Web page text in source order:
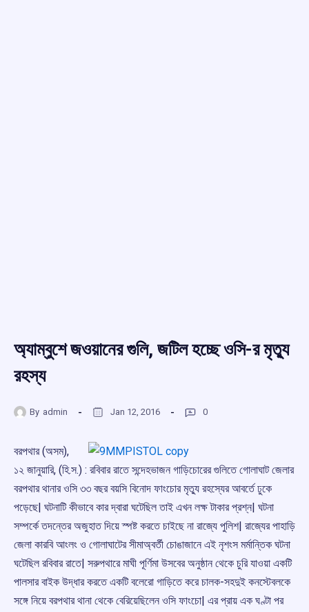
অ্যাম্বুশে জওয়ানের গুলি, জটিল হচ্ছে ওসি-র মৃতু্য
রহস্য
By admin Jan 12, 2016 0
বরপথার (অসম),
১২ জানুয়ারি, (হি.স.) : রবিবার রাতে সন্দেহভাজন গাড়িচোরের গুলিতে গোলাঘাট জেলার
বরপথার থানার ওসি ৩৩ বছর বয়সি বিনোদ ফাংচোর মৃতু্য রহস্যের আবর্তে ঢুকে
পড়েছে| ঘটনাটি কীভাবে কার দ্বারা ঘটেছিল তাই এখন লক্ষ টাকার প্রশ্ন| ঘটনা
সম্পর্কে তদন্তের অজুহাত দিয়ে স্পষ্ট করতে চাইছে না রাজ্যে পুলিশ| রাজ্যের পাহাড়ি
জেলা কারবি আংলং ও গোলাঘাটের সীমাঅ্বর্তী চোঙাজানে এই নৃশংস মর্মান্তিক ঘটনা
ঘটেছিল রবিবার রাতে| সরুপথারে মাঘী পূর্ণিমা উসবের অনুষ্ঠান থেকে চুরি যাওয়া একটি
পালসার বাইক উদ্ধার করতে একটি বলেরো গাড়িতে করে চালক-সহদুই কনস্টেবলকে
সঙ্গে নিয়ে বরপথার থানা থেকে বেরিয়েছিলেন ওসি ফাংচো| এর প্রায় এক ঘণ্টা পর